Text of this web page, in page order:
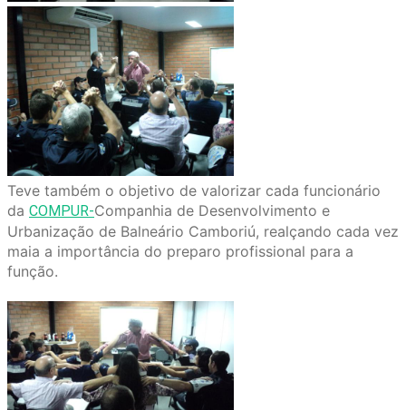
Teve também o objetivo de valorizar cada funcionário
da COMPUR-Companhia de Desenvolvimento e
Urbanização de Balneário Camboriú, realçando cada vez
maia a importância do preparo profissional para a
função.